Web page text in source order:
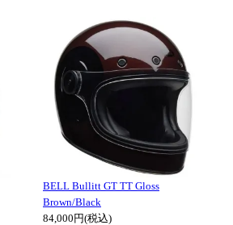
BELL Bullitt GT TT Gloss
Brown/Black
84,000円(税込)